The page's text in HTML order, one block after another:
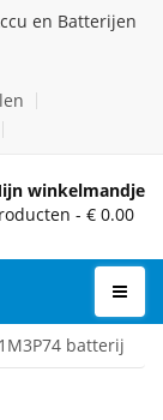
en Batterijen
winkelmandje
- € 0.00
batterij